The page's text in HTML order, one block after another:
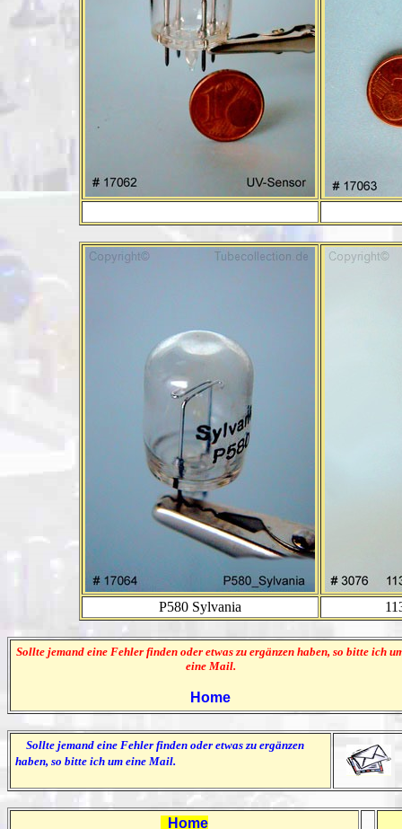
P580 Sylvania
Sollte jemand eine Fehler finden oder etwas zu ergänzen haben, so bitte ich
eine Mail.
Home
Sollte jemand eine Fehler finden oder etwas zu ergänzen
haben, so bitte ich um eine Mail.
Home